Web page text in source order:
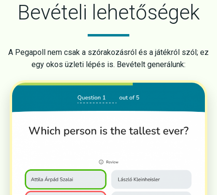
Bevételi lehetőségek
A Pegapoll nem csak a szórakozásról és a játékról szól; ez
egy okos üzleti lépés is. Bevételt generálunk: